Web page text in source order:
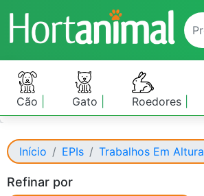
Cão Gato Roedores
Início EPIs Trabalhos Em Altura
Refinar por